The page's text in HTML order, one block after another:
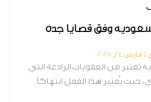
وفق قضايا جدة
/ مارس 24, 2025
من العقوبات الرادعة التي
حيث يُعتبر هذا الفعل انتهاكاً